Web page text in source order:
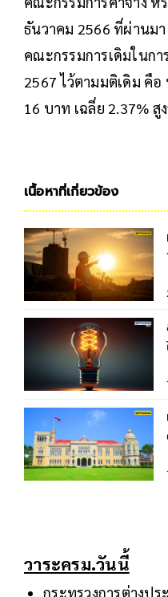
ธันวาคม 2566 ที่ผ่านม
คณะกรรมการเดิมในกา
2567 ไว้ตามมติเดิม คื
16 บาท เฉลี่ย 2.37% สู
เนื้อหาที่เกี่ยวข้อง
วาระครม.วันนี้
กระทรวงการต่างปร